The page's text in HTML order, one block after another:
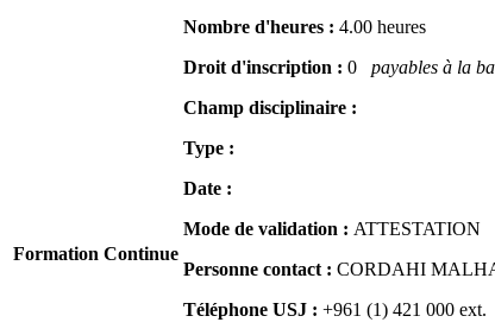
Formation Continue
Nombre d'heures : 4.00 heures
Droit d'inscription : 0 payables à la
Champ disciplinaire :
Type :
Date :
Mode de validation : ATTESTATION
Personne contact : CORDAHI
Téléphone USJ : +961 (1) 421 000 ext.